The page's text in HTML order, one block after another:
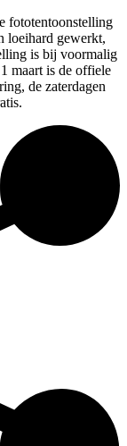
fototentoonstelling
loeihard gewerkt,
is bij voormalig
maart is de offiele
de zaterdagen